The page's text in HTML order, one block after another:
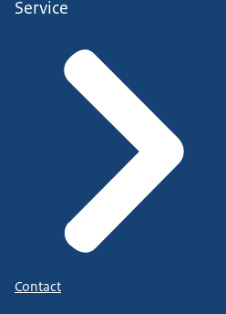
Service
Contact